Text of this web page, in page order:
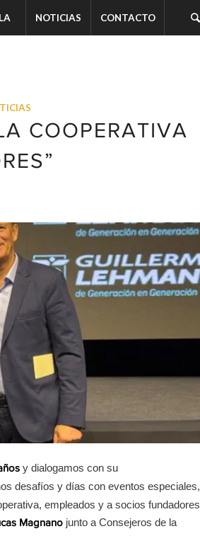
NOTICIAS CONTACTO
COOPERATIVA
y dialogamos con su
desafíos y días con eventos especiales,
empleados y a socios fundadores
Magnano junto a Consejeros de la